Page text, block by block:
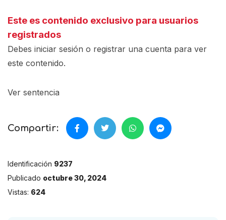
Este es contenido exclusivo para usuarios
registrados
Debes iniciar sesión o registrar una cuenta para ver
este contenido.
Ver sentencia
Compartir:
Identificación 9237
Publicado octubre 30, 2024
Vistas: 624